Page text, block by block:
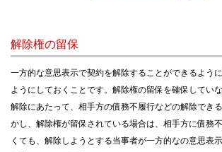
解除権の留保
一方的な意思表示で契約を解除することができるよう
ようにしておくことです。解除権の留保を確保してい
解除にあたって、相手方の債務不履行などの解除でき
かし、解除権が留保されている場合は、相手方に債務
くても、解除しようとする当事者が一方的なの意思表